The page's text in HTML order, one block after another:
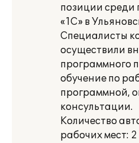
позиции
«1С» в
Специалисты
осуществили
программного
обучение по
программной,
консультации.
Количество
рабочих мест: 2